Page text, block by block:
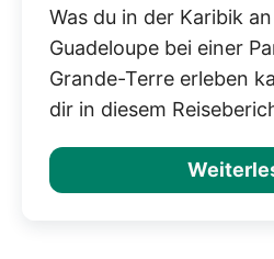
Was du in der Karibik
Guadeloupe bei einer
Grande-Terre erleben
dir in diesem